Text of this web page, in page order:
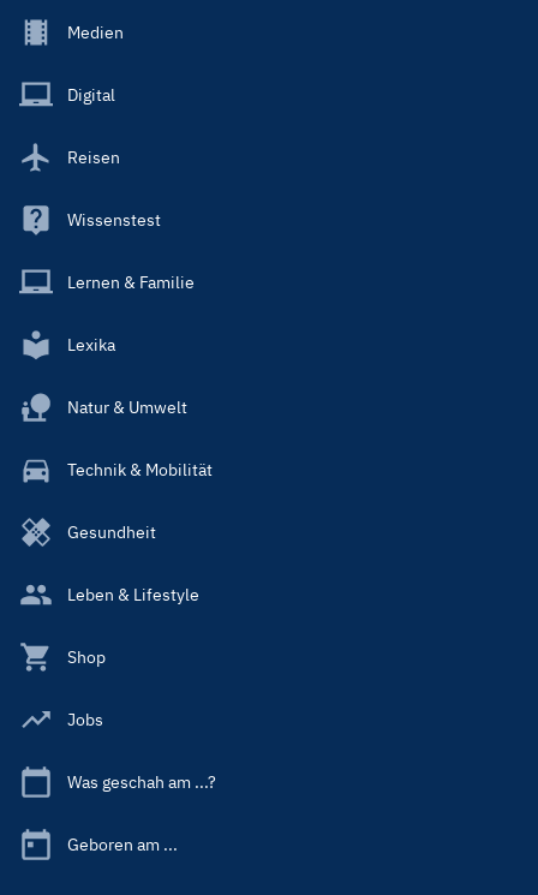
Footer
Main
Medien
Digital
Reisen
Wissenstest
Lernen & Familie
Lexika
Natur & Umwelt
Technik & Mobilität
Gesundheit
Leben & Lifestyle
Shop
Jobs
Was geschah am ...?
Geboren am ...